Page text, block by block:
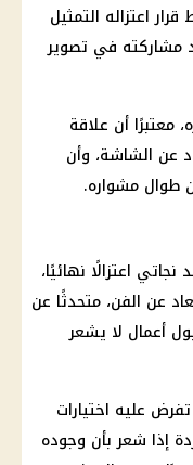
اعتزاله التمثيل
مشاركته في تصوير
معتبرًا أن علاقة
عن الشاشة، وأن
طوال مشواره.
اعتزالًا نهائيًا،
عن الفن، متحدثًا عن
أعمال لا يشعر
عليه اختيارات
إذا شعر بأن وجوده